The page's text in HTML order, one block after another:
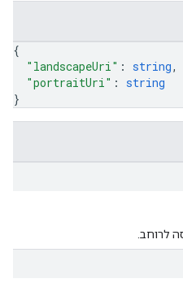
{
"landscapeUri" : string,
"portraitUri" : string
}